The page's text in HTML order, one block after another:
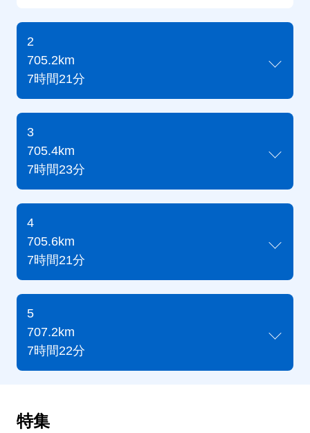
2
705.2km
7時間21分
3
705.4km
7時間23分
4
705.6km
7時間21分
5
707.2km
7時間22分
特集